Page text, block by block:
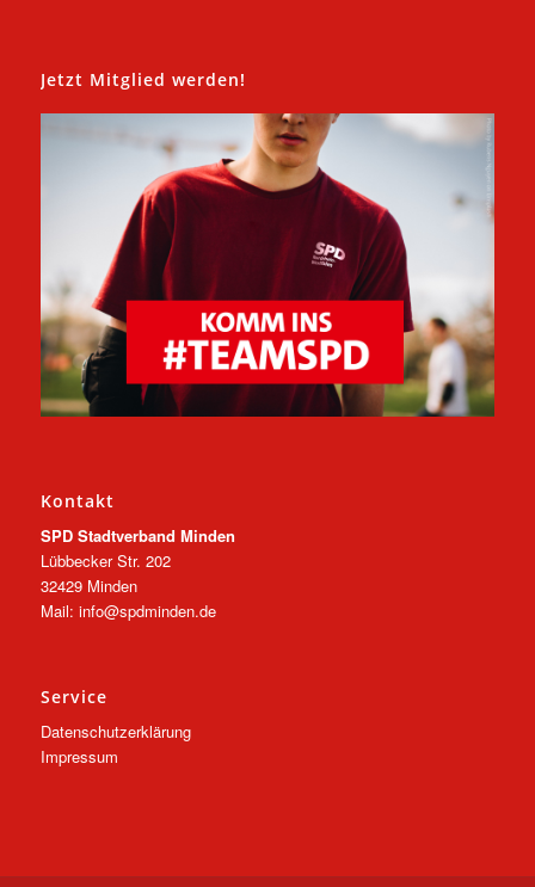
Jetzt Mitglied werden!
Kontakt
SPD Stadtverband Minden
Lübbecker Str. 202
32429 Minden
Mail: info@spdminden.de
Service
Datenschutzerklärung
Impressum